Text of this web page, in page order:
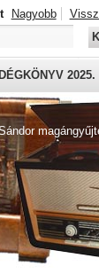
2025.
Nagyobb